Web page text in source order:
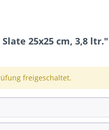
25x25 cm, 3,8 ltr."
freigeschaltet.